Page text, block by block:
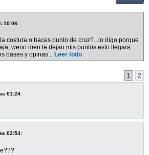
10:06:
costura o haces punto de cruz?...lo digo porque
weno men te dejao mis puntos esto llegara
bases y opinas... Leer todo
1 2
01:24:
02:54: